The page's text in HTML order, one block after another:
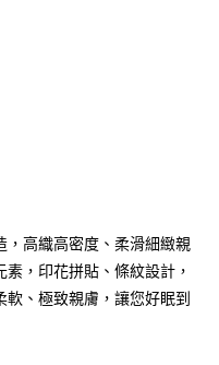
豐商業銀行
國信託商業銀行
高織高密度、柔滑細緻親
，印花拼貼、條紋設計，
、極致親膚，讓您好眠到